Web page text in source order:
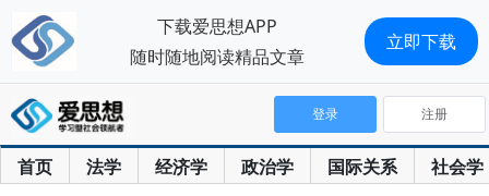
首页 法学 经济学 政治学 国际关系 社会学
登录 注册
下载爱思想APP
随时随地阅读精品文章
立即下载